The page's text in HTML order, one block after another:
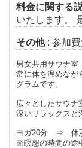
料金に関する
いたします。
その他: 参加
男女共用サウナ室
常に体を温めなが
グラムです。
広々としたサウナ
深いリラックスと
ヨガ20分 ⇒ 休
※瞑想の時間の途